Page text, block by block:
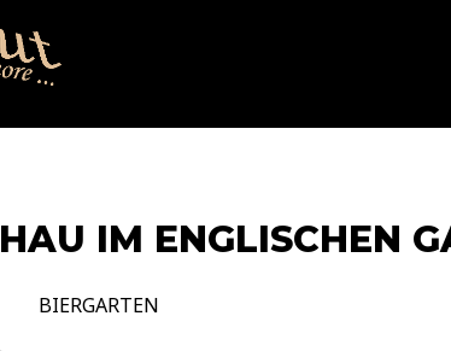
IM ENGLISCHEN
BIERGARTEN